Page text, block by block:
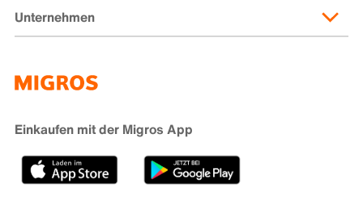
Lieferpass
Zahlungsmöglichkeiten
Cumulus
Filialfinder
Migusto
iMpuls
Migros Bank
Unternehmen
Nachhaltigkeit
Karriere
Sponsoring
Medien
Einkaufen mit der Migros App